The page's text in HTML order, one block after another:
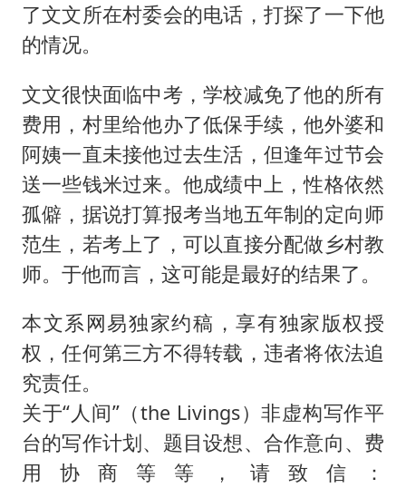
了文文所在村委会的电话，打探了一下他
的情况。
文文很快面临中考，学校减免了他的所有
费用，村里给他办了低保手续，他外婆和
阿姨一直未接他过去生活，但逢年过节会
送一些钱米过来。他成绩中上，性格依然
孤僻，据说打算报考当地五年制的定向师
范生，若考上了，可以直接分配做乡村教
师。于他而言，这可能是最好的结果了。
本文系网易独家约稿，享有独家版权授
权，任何第三方不得转载，违者将依法追
究责任。
关于“人间”（the Livings）非虚构写作平
台的写作计划、题目设想、合作意向、费
用协商等等，请致信：